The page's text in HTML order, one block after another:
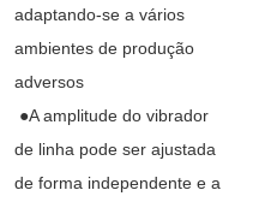
adaptando-se a vários
ambientes de produção
adversos
●A amplitude do vibrador
de linha pode ser ajustada
de forma independente e a